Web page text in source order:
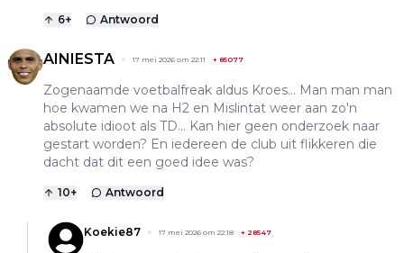
6+ Antwoord
AINIESTA 17 mei 2026 om 22:11 + 85077
Zogenaamde voetbalfreak aldus Kroes... Man man man
hoe kwamen we na H2 en Mislintat weer aan zo'n
absolute idioot als TD... Kan hier geen onderzoek naar
gestart worden? En iedereen de club uit flikkeren die
dacht dat dit een goed idee was?
10+ Antwoord
Koekie87 17 mei 2026 om 22:18 + 28547